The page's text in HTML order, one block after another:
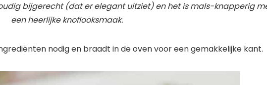
bijgerecht (dat er elegant uitziet) en het is mals-knapperig
een heerlijke knoflooksmaak.
nodig en braadt in de oven voor een gemakkelijke kant.